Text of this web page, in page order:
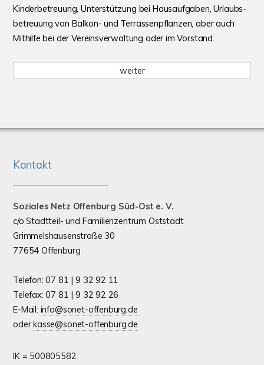
Kinder­betreuung, Unter­stützung bei Haus­auf­gaben, Urlaubs­
betreuung von Balkon- und Terrassen­pflanzen, aber auch
Mit­hilfe bei der Vereins­ver­waltung oder im Vorstand.
weiter
Kontakt
Soziales Netz Offenburg Süd-Ost e. V.
c/o Stadtteil- und Familienzentrum Oststadt
Grimmelshausenstraße 30
77654 Offenburg
Telefon: 07 81 | 9 32 92 11
Telefax: 07 81 | 9 32 92 26
E-Mail: info@sonet-offenburg.de
oderkasse@sonet-offenburg.de
IK = 500805582